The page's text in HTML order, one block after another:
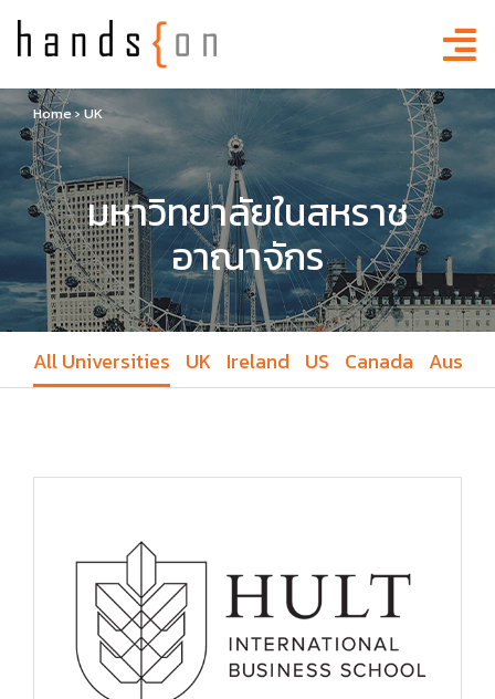
Home›UK
มหาวิทยาลัยในสหราช
อาณาจักร
All Universities UK Ireland US Canada